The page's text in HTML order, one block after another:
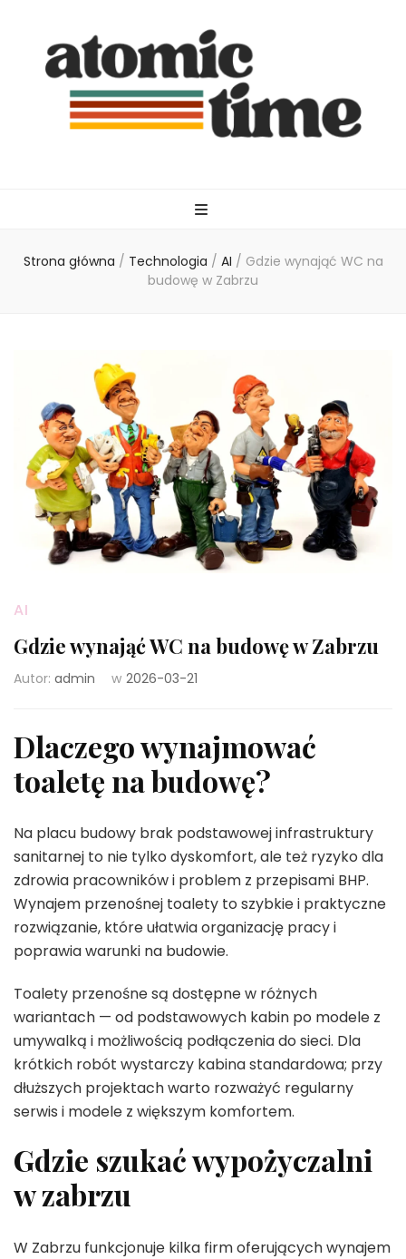
Strona główna / Technologia / AI / Gdzie wynająć WC na
budowę w Zabrzu
AI
Gdzie wynająć WC na budowę w Zabrzu
Autor: admin w 2026-03-21
Dlaczego wynajmować
toaletę na budowę?
Na placu budowy brak podstawowej infrastruktury
sanitarnej to nie tylko dyskomfort, ale też ryzyko dla
zdrowia pracowników i problem z przepisami BHP.
Wynajem przenośnej toalety to szybkie i praktyczne
rozwiązanie, które ułatwia organizację pracy i
poprawia warunki na budowie.
Toalety przenośne są dostępne w różnych
wariantach — od podstawowych kabin po modele z
umywalką i możliwością podłączenia do sieci. Dla
krótkich robót wystarczy kabina standardowa; przy
dłuższych projektach warto rozważyć regularny
serwis i modele z większym komfortem.
Gdzie szukać wypożyczalni
w zabrzu
W Zabrzu funkcjonuje kilka firm oferujących wynajem